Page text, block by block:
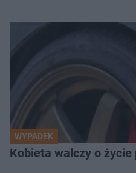
WYPADEK
Kobieta walczy o